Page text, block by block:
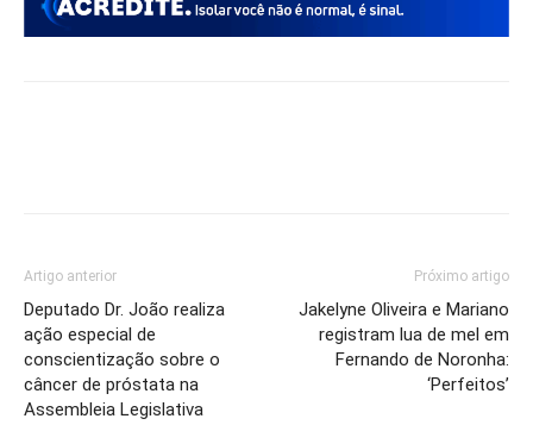
Artigo anterior
Deputado Dr. João realiza
ação especial de
conscientização sobre o
câncer de próstata na
Assembleia Legislativa
Próximo artigo
Jakelyne Oliveira e Mariano
registram lua de mel em
Fernando de Noronha:
‘Perfeitos’